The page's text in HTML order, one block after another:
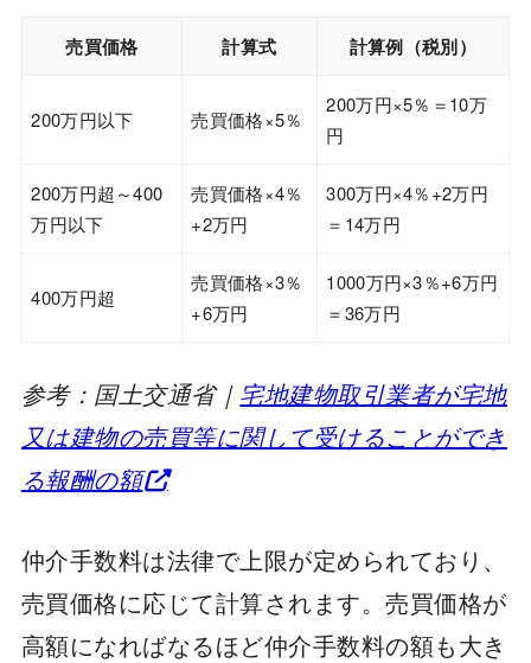
売買価格 計算式 計算例（税別）
200万円以下 売買価格×5％
200万円×5％＝10万
円
200万円超～400
万円以下
売買価格×4％
+2万円
300万円×4％+2万円
＝14万円
400万円超
売買価格×3％
+6万円
1000万円×3％+6万円
＝36万円
参考：国土交通省｜ 宅地建物取引業者が宅地
又は建物の売買等に関して受けることができ
る報酬の額
仲介手数料は法律で上限が定められており、
売買価格に応じて計算されます。売買価格が
高額になればなるほど仲介手数料の額も大き